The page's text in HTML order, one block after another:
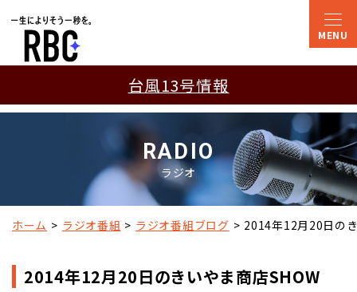
台風13号情報
RADIO
ラジオ
ホーム ラジオ番組 ラジオ番組ブログ 2014年12月20日の
2014年12月20日のきいやま商店SHOW